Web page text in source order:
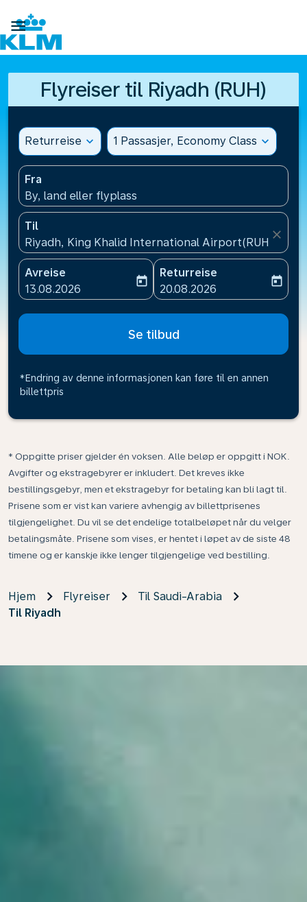

Flyreiser til Riyadh (RUH)
Returreise expand_more 1 Passasjer, Economy Class expand_more
Fra
By, land eller flyplass
Til
Riyadh, King Khalid International Airport(RUH),
close
Avreise
fc-booking-departure-date-aria-label
13.08.2026
today
Returreise
fc-booking-return-date-
20.08.2026
today
Se tilbud
*Endring av denne informasjonen kan føre til en annen
billettpris
* Oppgitte priser gjelder én voksen. Alle beløp er oppgitt i NOK.
Avgifter og ekstragebyrer er inkludert. Det kreves ikke
bestillingsgebyr, men et ekstragebyr for betaling kan bli lagt til.
Prisene som er vist kan variere avhengig av billettprisenes
tilgjengelighet. Du vil se det endelige totalbeløpet når du velger
betalingsmåte. Prisene som vises, er hentet i løpet av de siste 48
timene og er kanskje ikke lenger tilgjengelige ved bestilling.
Hjem Flyreiser
Til Saudi-Arabia
Til Riyadh